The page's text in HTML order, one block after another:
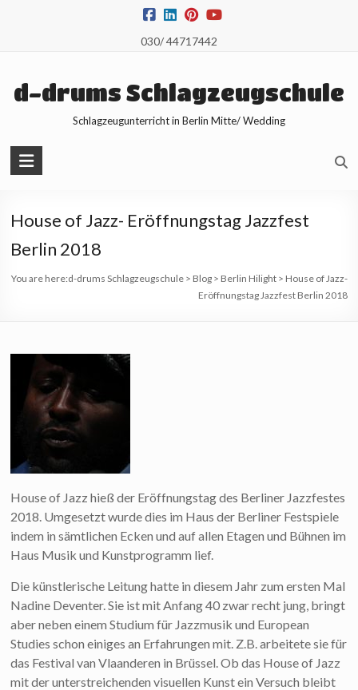
030/ 44717442
d-drums Schlagzeugschule
Schlagzeugunterricht in Berlin Mitte/ Wedding
House of Jazz- Eröffnungstag Jazzfest
Berlin 2018
You are here:d-drums Schlagzeugschule> Blog> Berlin Hilight> House of Jazz-
Eröffnungstag Jazzfest Berlin 2018
House of Jazz hieß der Eröffnungstag des Berliner Jazzfestes
2018. Umgesetzt wurde dies im Haus der Berliner Festspiele
indem in sämtlichen Ecken und auf allen Etagen und Bühnen im
Haus Musik und Kunstprogramm lief.
Die künstlerische Leitung hatte in diesem Jahr zum ersten Mal
Nadine Deventer. Sie ist mit Anfang 40 zwar recht jung, bringt
aber neben einem Studium für Jazzmusik und European
Studies schon einiges an Erfahrungen mit. Z.B. arbeitete sie für
das Festival van Vlaanderen in Brüssel. Ob das House of Jazz
mit der unterstreichenden visuellen Kunst ein Versuch bleibt